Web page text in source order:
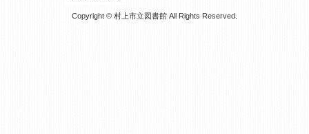
Copyright © 村上市立図書館 All Rights Reserved.